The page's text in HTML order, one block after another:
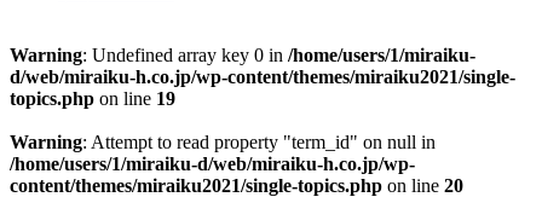
Warning: Undefined array key 0 in /home/users/1/miraiku-
d/web/miraiku-h.co.jp/wp-content/themes/miraiku2021/single-
topics.php on line 19
Warning: Attempt to read property "term_id" on null in
/home/users/1/miraiku-d/web/miraiku-h.co.jp/wp-
content/themes/miraiku2021/single-topics.php on line 20